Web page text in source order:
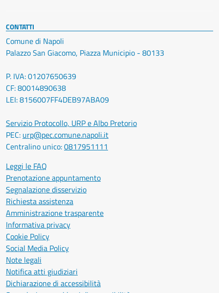
CONTATTI
Comune di Napoli
Palazzo San Giacomo, Piazza Municipio - 80133
P. IVA: 01207650639
CF: 80014890638
LEI: 8156007FF4DEB97ABA09
Servizio Protocollo, URP e Albo Pretorio
PEC: urp@pec.comune.napoli.it
Centralino unico:0817951111
Leggi le FAQ
Prenotazione appuntamento
Segnalazione disservizio
Richiesta assistenza
Amministrazione trasparente
Informativa privacy
Cookie Policy
Social Media Policy
Note legali
Notifica atti giudiziari
Dichiarazione di accessibilità